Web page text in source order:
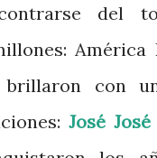
del
América
brillaron con
José José